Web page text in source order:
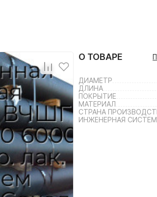
О ТОВАРЕ
ДИАМЕТР
ДЛИНА
ПОКРЫТИЕ
МАТЕРИАЛ
СТРАНА
ИНЖЕНЕРНАЯ